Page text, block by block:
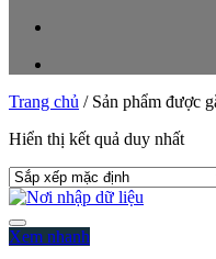
Trang chủ /Sản phẩm được
Hiển thị kết quả duy nhất
Xem nhanh